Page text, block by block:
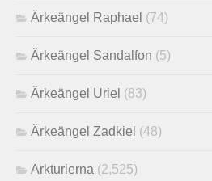
Ärkeängel Raphael (74)
Ärkeängel Sandalfon (5)
Ärkeängel Uriel (83)
Ärkeängel Zadkiel (48)
Arkturierna (2,525)